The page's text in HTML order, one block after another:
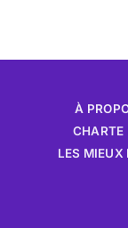
À
CHARTE
LES MIEUX